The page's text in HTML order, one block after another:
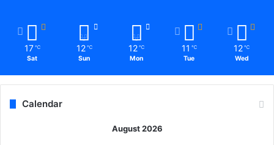
17 ℃
Sat
12 ℃
Sun
12 ℃
Mon
11 ℃
Tue
12 ℃
Wed
Calendar
August 2026